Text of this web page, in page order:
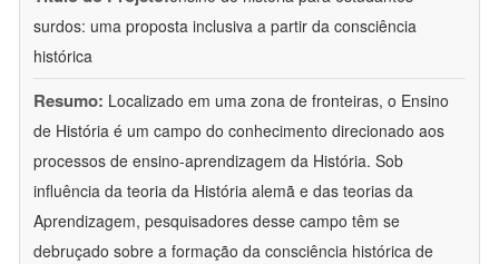
surdos: uma proposta inclusiva a partir da consciência
histórica
Resumo: Localizado em uma zona de fronteiras, o Ensino
de História é um campo do conhecimento direcionado aos
processos de ensino-aprendizagem da História. Sob
influência da teoria da História alemã e das teorias da
Aprendizagem, pesquisadores desse campo têm se
debruçado sobre a formação da consciência histórica de